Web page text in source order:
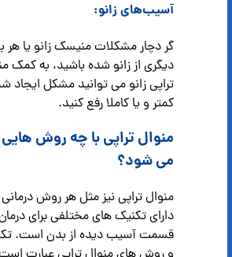
آسیب‌های زانو:
گر دچار مشکلات منیسک زانو یا
دیگری از زانو شده باشید، به کمک
تراپی زانو می توانید مشکل ایجاد
کمتر و یا کاملا رفع کنید.
منوال تراپی با چه روش هایی
می شود؟
منوال تراپی نیز مثل هر روش درمانی
دارای تکنیک های مختلفی برای
قسمت آسیب دیده از بدن است.